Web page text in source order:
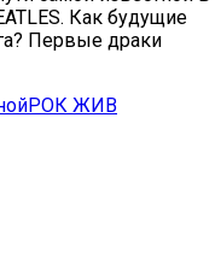
Как будущие
Первые драки
РОК ЖИВ